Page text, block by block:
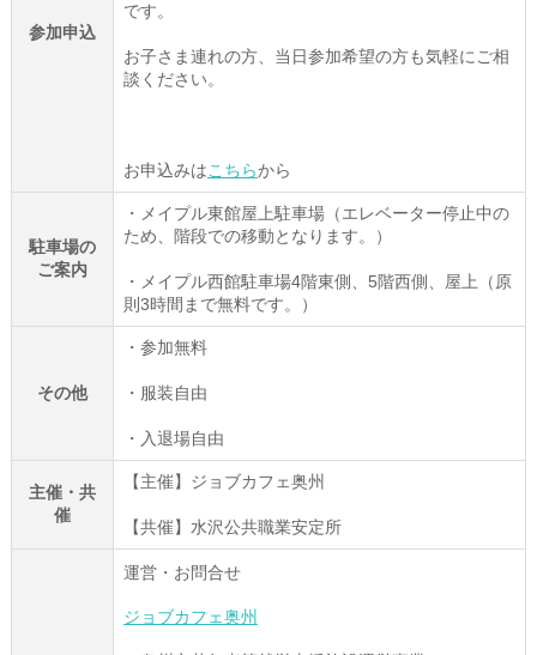
参加申込
です。
お子さま連れの方、当日参加希望の方も気軽にご相
談ください。
お申込みはこちらから
駐車場の
ご案内
・メイプル東館屋上駐車場（エレベーター停止中の
ため、階段での移動となります。）
・メイプル西館駐車場4階東側、5階西側、屋上（原
則3時間まで無料です。）
その他
・参加無料
・服装自由
・入退場自由
主催・共
催
【主催】ジョブカフェ奥州
【共催】水沢公共職業安定所
運営・お問合せ
ジョブカフェ奥州